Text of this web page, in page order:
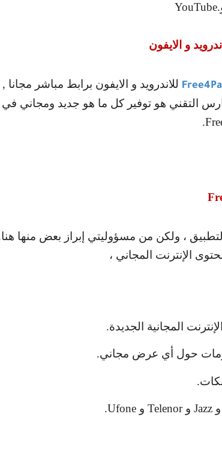
YouTube.
و الايفون
للاندرويد و الايفون برابط مباشر
التقني هو توفير كل ما هو جديد ومجاني في
.
، ولكن من مسؤوليتي إبراز بعض منها
الإنترنت المجاني ،
المجانية الجديدة.
حول أي عرض مجاني.
و Jazz وTelenor و Ufone
.